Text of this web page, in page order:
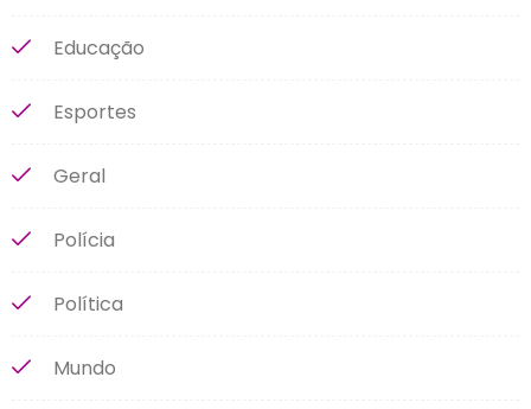
Educação
Esportes
Geral
Polícia
Política
Mundo